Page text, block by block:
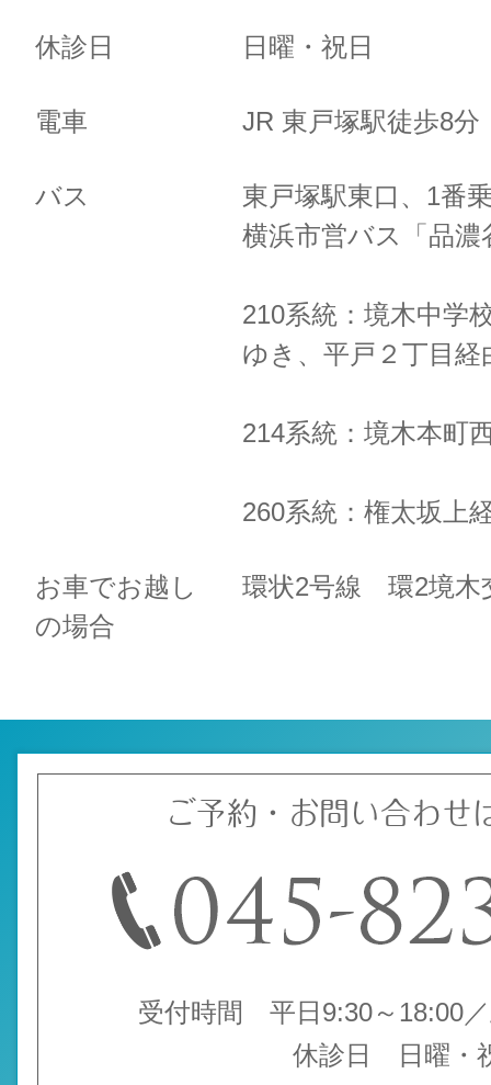
休診日 日曜・祝日
電車 JR 東戸塚駅徒歩8
バス
東戸塚駅東口、1番
横浜市営バス「品
210系統：境木中学
ゆき、 平戸２丁目経
214系統：境木本町
260系統：権太坂上
お車でお越し
の場合
環状2号線 環2境木
ご予約・お問い合わせ
受付時間 平日9:30～18:00
休診日 日曜・